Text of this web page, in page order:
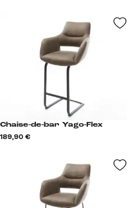
Chaise-de-bar Yago-Flex
189,90 €